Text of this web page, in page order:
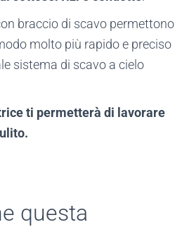
braccio di scavo permettono
molto più rapido e preciso
sistema di scavo a cielo
ti permetterà di lavorare
questa